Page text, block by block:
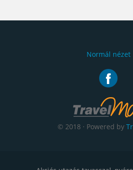
Normál nézet
© 2018 · Powered by